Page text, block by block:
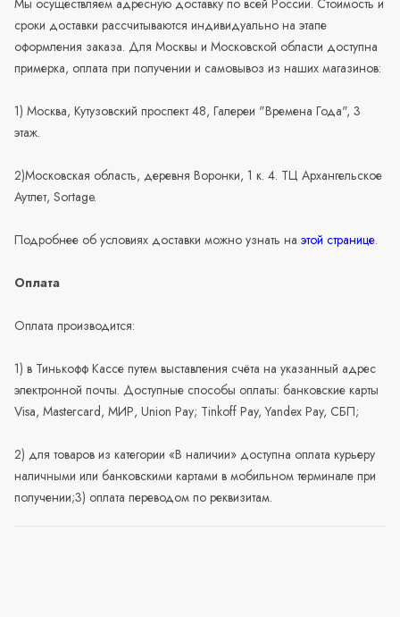
сроки доставки рассчитываются индивидуально на этапе
оформления заказа. Для Москвы и Московской области доступна
примерка, оплата при получении и самовывоз из наших магазинов:
1) Москва, Кутузовский проспект 48, Галереи "Времена Года", 3
этаж.
2)Московская область, деревня Воронки, 1 к. 4. ТЦ Архангельское
Аутлет, Sortage.
Подробнее об условиях доставки можно узнать на этой странице.
Оплата
Оплата производится:
1) в Тинькофф Кассе путем выставления счёта на указанный адрес
электронной почты. Доступные способы оплаты: банковские карты
Visa, Mastercard, МИР, Union Pay; Tinkoff Pay, Yandex Pay, СБП;
2) для товаров из категории «В наличии» доступна оплата курьеру
наличными или банковскими картами в мобильном терминале при
получении;3) оплата переводом по реквизитам.